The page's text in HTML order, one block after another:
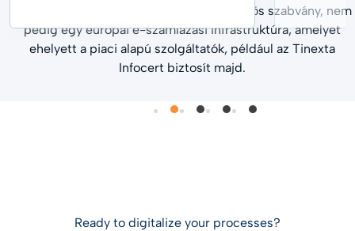
kezdeményezésének eredménye egy közös szabvány, nem
pedig egy európai e-számlázási infrastruktúra, amelyet
ehelyett a piaci alapú szolgáltatók, például az Tinexta
Infocert biztosít majd.
Ready to digitalize your processes?